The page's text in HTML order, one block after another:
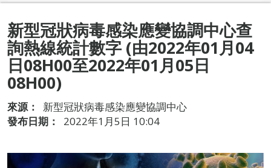
新型冠狀病毒感染應變協調中心查
詢熱線統計數字 (由2022年01月04
日08H00至2022年01月05日
08H00)
來源：
新型冠狀病毒感染應變協調中心
發布日期：
2022年1月5日 10:04